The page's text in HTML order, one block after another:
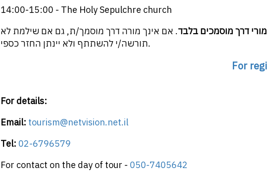
14:00-15:00 - The Holy Sepulchre church
דרך מוסמכים בלבד. אם אינך מורה דרך מוסמך/ת, גם אם שילמת לא
תורשה/י להשתתף ולא יינתן החזר כספי.
For
For details:
Email: tourism@netvision.net.il
Tel: 02-6796579
For contact on the day of tour - 050-7405642